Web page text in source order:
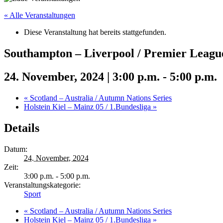
« Alle Veranstaltungen
Diese Veranstaltung hat bereits stattgefunden.
Southampton – Liverpool / Premier
24. November, 2024 | 3:00 p.m. - 5:00 p.m.
« Scotland – Australia / Autumn Nations Series
Holstein Kiel – Mainz 05 / 1.Bundesliga »
Details
Datum:
24. November, 2024
Zeit:
3:00 p.m. - 5:00 p.m.
Veranstaltungskategorie:
Sport
« Scotland – Australia / Autumn Nations Series
Holstein Kiel – Mainz 05 / 1.Bundesliga »